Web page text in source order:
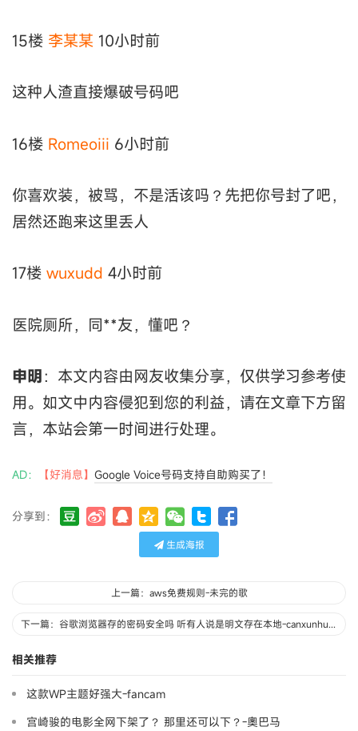
15楼 李某某 10小时前
这种人渣直接爆破号码吧
16楼 Romeoiii 6小时前
你喜欢装，被骂，不是活该吗？先把你号封了吧，
居然还跑来这里丢人
17楼 wuxudd 4小时前
医院厕所，同**友，懂吧？
申明：本文内容由网友收集分享，仅供学习参考使
用。如文中内容侵犯到您的利益，请在文章下方留
言，本站会第一时间进行处理。
AD： 【好消息】 Google Voice号码支持自助购买了！
分享到：
生成海报
上一篇：aws免费规则-未完的歌
下一篇：谷歌浏览器存的密码安全吗 听有人说是明文存在本地-canxunhulian
相关推荐
这款WP主题好强大-fancam
宫崎骏的电影全网下架了？ 那里还可以下？-奧巴马